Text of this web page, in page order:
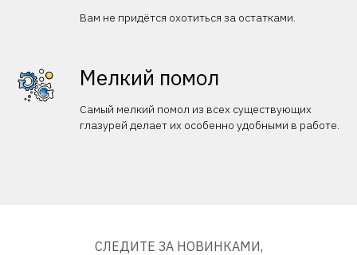
Вам не придётся охотиться за остатками.
Мелкий помол
Самый мелкий помол из всех существующих
глазурей делает их особенно удобными в работе.
СЛЕДИТЕ ЗА НОВИНКАМИ,